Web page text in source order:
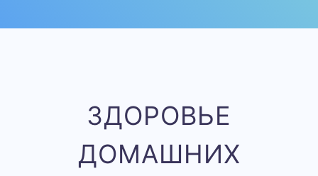
ЗДОРОВЬЕ
ДОМАШНИХ